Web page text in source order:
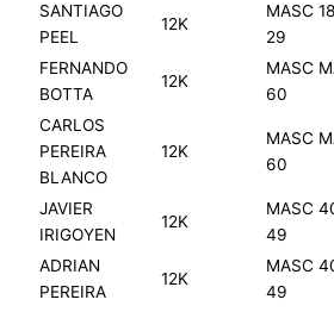
SANTIAGO
PEEL
12K
MASC
29
FERNANDO
BOTTA
12K
MASC
60
CARLOS
PEREIRA
BLANCO
12K
MASC
60
JAVIER
IRIGOYEN
12K
MASC
49
ADRIAN
PEREIRA
12K
MASC
49